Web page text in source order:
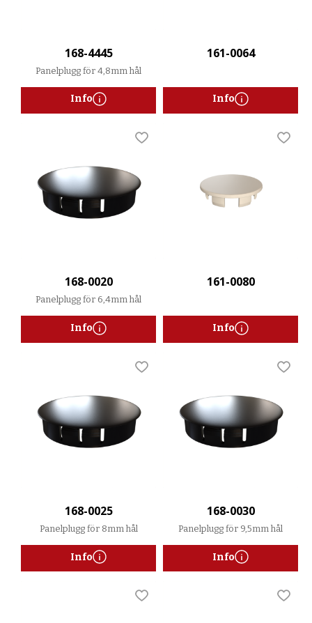
168-4445
Panelplugg för 4,8mm hål
Info
161-0064
Info
168-0020
Panelplugg för 6,4mm hål
Lägg till i favoriter
Info
161-0080
Info
168-0025
Panelplugg för 8mm hål
Lägg till i favoriter
Info
168-0030
Panelplugg för 9,5mm hål
Info
Lägg till i favoriter